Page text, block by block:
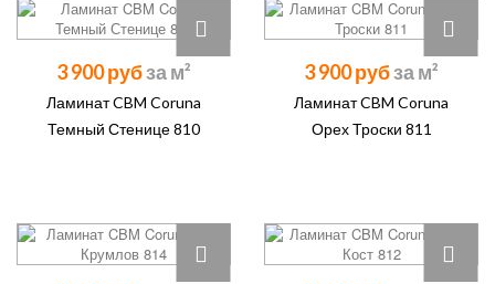
3 900 руб
Ламинат CBM Coruna
Темный Стенице 810
3 900 руб
Ламинат CBM Coruna
Орех Троски 811